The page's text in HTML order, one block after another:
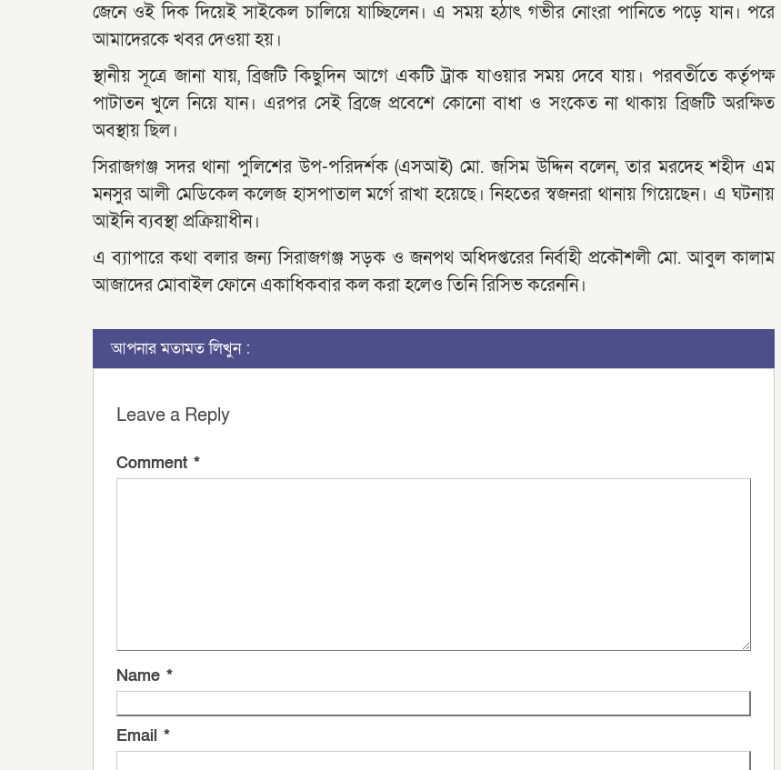
জেনে ওই দিক দিয়েই সাইকেল চালিয়ে যাচ্ছিলেন। এ সময় হঠাৎ গভীর নোংরা পানিতে পড়ে যান। পরে
আমাদেরকে খবর দেওয়া হয়।
স্থানীয় সূত্রে জানা যায়, ব্রিজটি কিছুদিন আগে একটি ট্রাক যাওয়ার সময় দেবে যায়। পরবর্তীতে কর্তৃপক্ষ
পাটাতন খুলে নিয়ে যান। এরপর সেই ব্রিজে প্রবেশে কোনো বাধা ও সংকেত না থাকায় ব্রিজটি অরক্ষিত
অবস্থায় ছিল।
সিরাজগঞ্জ সদর থানা পুলিশের উপ-পরিদর্শক (এসআই) মো. জসিম উদ্দিন বলেন, তার মরদেহ শহীদ এম
মনসুর আলী মেডিকেল কলেজ হাসপাতাল মর্গে রাখা হয়েছে। নিহতের স্বজনরা থানায় গিয়েছেন। এ ঘটনায়
আইনি ব্যবস্থা প্রক্রিয়াধীন।
এ ব্যাপারে কথা বলার জন্য সিরাজগঞ্জ সড়ক ও জনপথ অধিদপ্তরের নির্বাহী প্রকৌশলী মো. আবুল কালাম
আজাদের মোবাইল ফোনে একাধিকবার কল করা হলেও তিনি রিসিভ করেননি।
আপনার মতামত লিখুন :
Leave a Reply
Comment *
Name *
Email *